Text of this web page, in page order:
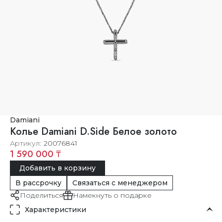
Damiani
Колье Damiani D.Side Белое золото
Артикул 20076841
1 590 000 ₸
Добавить в корзину
В рассрочку
Связаться с менеджером
Поделиться
Намекнуть о подарке
Характеристики